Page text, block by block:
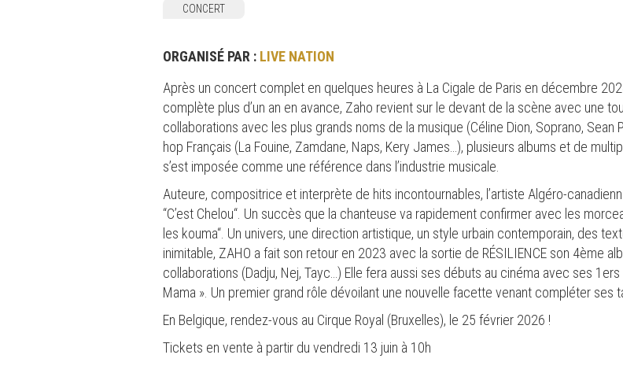
CONCERT
ORGANISÉ PAR : LIVE NATION
Après un concert complet en quelques heures à La Cigale de Paris en décembre
complète plus d’un an en avance, Zaho revient sur le devant de la scène avec une
collaborations avec les plus grands noms de la musique (Céline Dion, Soprano, Sean
hop Français (La Fouine, Zamdane, Naps, Kery James…), plusieurs albums et de
s’est imposée comme une référence dans l’industrie musicale.
Auteure, compositrice et interprète de hits incontournables, l’artiste Algéro-
“C’est Chelou“. Un succès que la chanteuse va rapidement confirmer avec les
les kouma“. Un univers, une direction artistique, un style urbain contemporain, des
inimitable, ZAHO a fait son retour en 2023 avec la sortie de RÉSILIENCE son 4ème
collaborations (Dadju, Nej, Tayc…) Elle fera aussi ses débuts au cinéma avec ses
Mama ». Un premier grand rôle dévoilant une nouvelle facette venant compléter ses
En Belgique, rendez-vous au Cirque Royal (Bruxelles), le 25 février 2026 !
Tickets en vente à partir du vendredi 13 juin à 10h